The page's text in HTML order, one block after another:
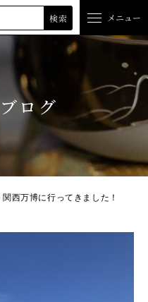
検索 メニュー
ログ
関西万博に行ってきました！